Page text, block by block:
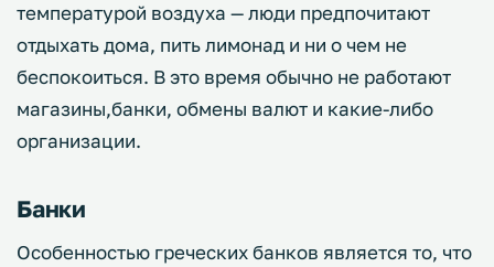
температурой воздуха — люди предпочитают
отдыхать дома, пить лимонад и ни о чем не
беспокоиться. В это время обычно не работают
магазины,банки, обмены валют и какие-либо
организации.
Банки
Особенностью греческих банков является то, что